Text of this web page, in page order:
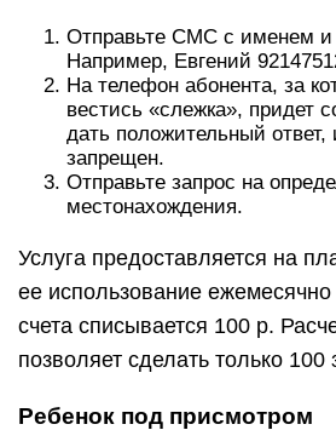
Отправьте СМС с именем и
Например, Евгений
На телефон абонента, за
вестись «слежка», придет
дать положительный ответ,
запрещен.
Отправьте запрос на
местонахождения.
Услуга предоставляется на
ее использование
счета списывается 100 р.
позволяет сделать только 100
Ребенок под присмотром